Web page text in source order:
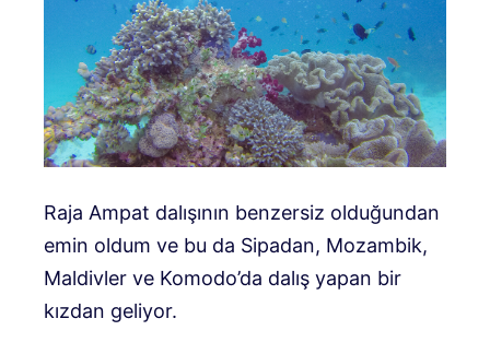
Raja Ampat dalışının benzersiz olduğundan
emin oldum ve bu da Sipadan, Mozambik,
Maldivler ve Komodo’da dalış yapan bir
kızdan geliyor.